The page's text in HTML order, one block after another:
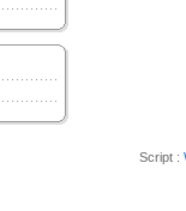
Script :